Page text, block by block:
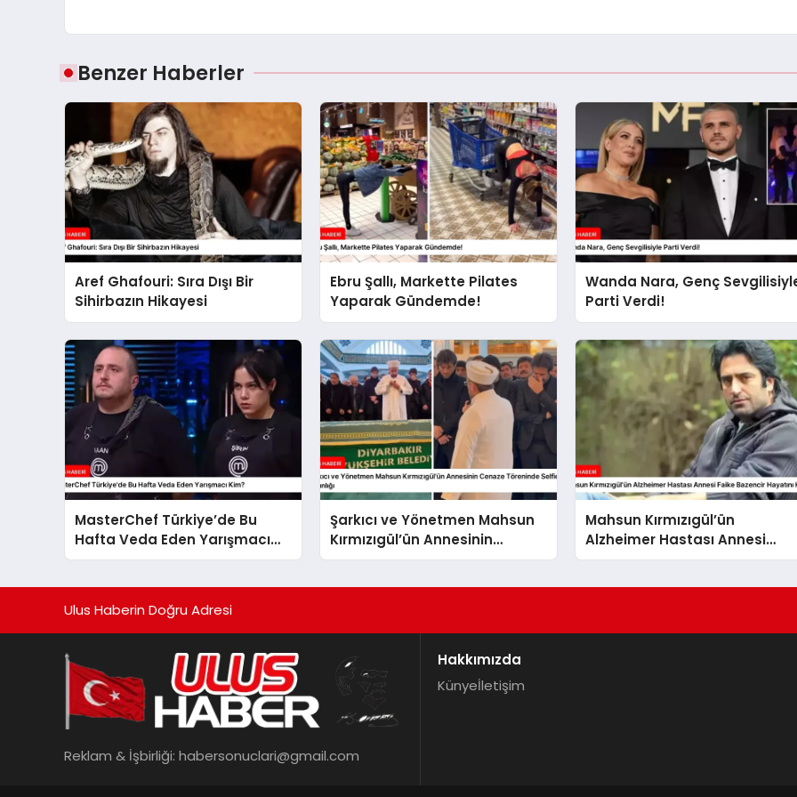
Benzer Haberler
Aref Ghafouri: Sıra Dışı Bir
Sihirbazın Hikayesi
Ebru Şallı, Markette Pilates
Yaparak Gündemde!
Wanda Nara, Genç
Parti Verdi!
MasterChef Türkiye’de Bu
Hafta Veda Eden Yarışmacı
Kim?
Şarkıcı ve Yönetmen Mahsun
Kırmızıgül’ün Annesinin
Cenaze Töreninde Selfie
Mahsun Kırmızıgül’ün
Alzheimer Hastası Annesi
Faike Bazencir Hayatını
Ulus Haberin Doğru Adresi
Reklam & İşbirliği: habersonuclari@gmail.com
Hakkımızda
Künyeİletişim